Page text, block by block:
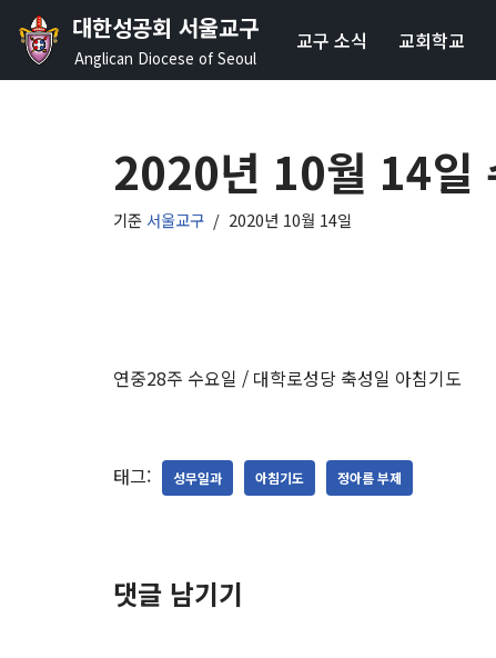
콘
대한성공회 서울교구
Anglican Diocese of Seoul
교구 소식 교회학교
2020년 10월 14일
기준 서울교구 2020년 10월 14일
연중28주 수요일 / 대학로성당 축성일 아침기도
태그: 성무일과 아침기도 정아름 부제
댓글 남기기